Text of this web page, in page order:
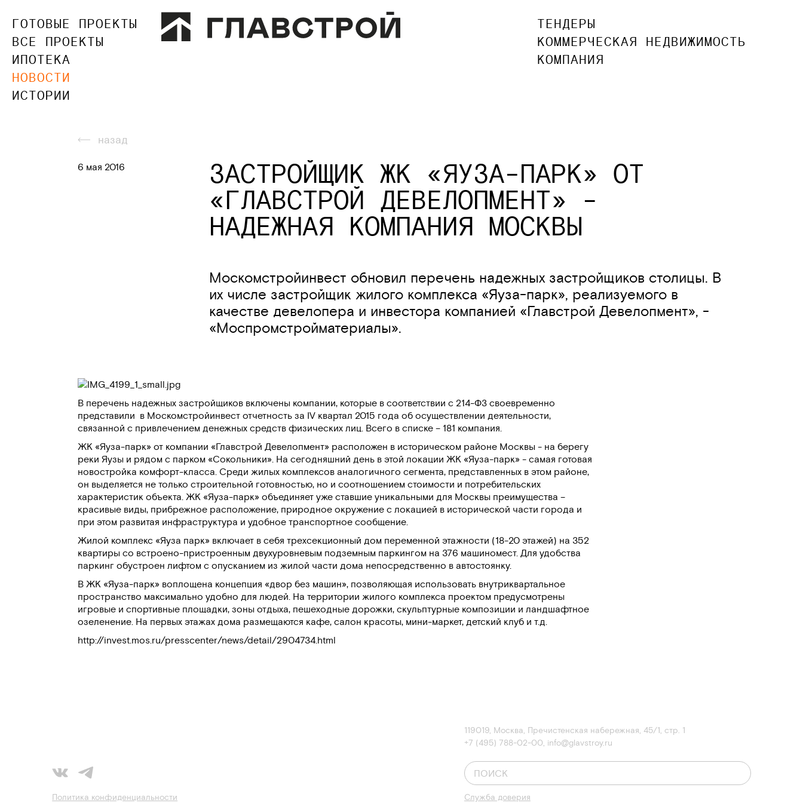
ГОТОВЫЕ ПРОЕКТЫ
ВСЕ ПРОЕКТЫ
ИПОТЕКА
НОВОСТИ
ИСТОРИИ
ТЕНДЕРЫ
КОММЕРЧЕСКАЯ НЕДВИЖИМОСТЬ
КОМПАНИЯ
назад
6 мая 2016
ЗАСТРОЙЩИК ЖК «ЯУЗА-ПАРК» ОТ
«ГЛАВСТРОЙ ДЕВЕЛОПМЕНТ» -
НАДЕЖНАЯ КОМПАНИЯ МОСКВЫ
Москомстройинвест обновил перечень надежных застройщиков столицы. В
их числе застройщик жилого комплекса «Яуза-парк», реализуемого в
качестве девелопера и инвестора компанией «Главстрой Девелопмент», -
«Моспромстройматериалы».
В перечень надежных застройщиков включены компании, которые в соответствии с 214-ФЗ своевременно
представили в Москомстройинвест отчетность за IV квартал 2015 года об осуществлении деятельности,
связанной с привлечением денежных средств физических лиц. Всего в списке – 181 компания.
ЖК «Яуза-парк»от компании «Главстрой Девелопмент»расположен в историческом районе Москвы - на берегу
реки Яузы и рядом с парком «Сокольники». На сегодняшний день в этой локации ЖК «Яуза-парк» - самая готовая
новостройка комфорт-класса. Среди жилых комплексов аналогичного сегмента, представленных в этом районе,
он выделяется не только строительной готовностью, но и соотношением стоимости и потребительских
характеристик объекта. ЖК «Яуза-парк» объединяет уже ставшие уникальными для Москвы преимущества –
красивые виды, прибрежное расположение, природное окружение с локацией в исторической части города и
при этом развитая инфраструктура и удобное транспортное сообщение.
Жилой комплекс «Яуза парк» включает в себя трехсекционный дом переменной этажности (18-20 этажей) на 352
квартиры со встроено-пристроенным двухуровневым подземным паркингом на 376 машиномест. Для удобства
паркинг обустроен лифтом с опусканием из жилой части дома непосредственно в автостоянку.
В ЖК «Яуза-парк» воплощена концепция «двор без машин», позволяющая использовать внутриквартальное
пространство максимально удобно для людей. На территории жилого комплекса проектом предусмотрены
игровые и спортивные площадки, зоны отдыха, пешеходные дорожки, скульптурные композиции и ландшафтное
озеленение. На первых этажах дома размещаются кафе, салон красоты, мини-маркет, детский клуб и т.д.
http://invest.mos.ru/presscenter/news/detail/2904734.html
Политика конфиденциальности
119019, Москва Пречистенская набережная, 45/1, стр. 1
+7 (495) 788-02-00 info@glavstroy.ru
Служба доверия